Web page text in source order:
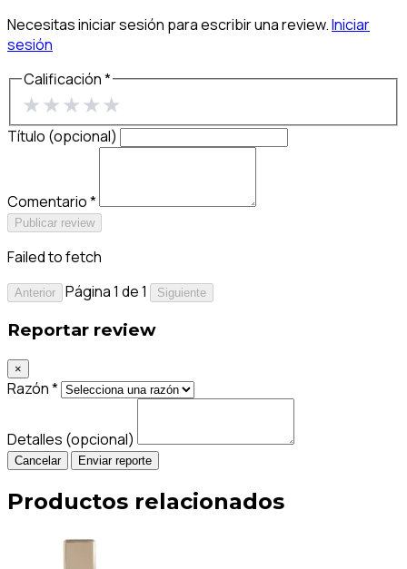
Necesitas iniciar sesión para escribir una review.Iniciar
sesión
Calificación *
★★★★★
Título (opcional)
Comentario *
Publicar review
Failed to fetch
Anterior Página 1 de 1 Siguiente
Reportar review
×
Razón *
Detalles (opcional)
Cancelar Enviar reporte
Productos relacionados